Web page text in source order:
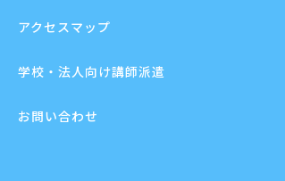
アクセスマップ
学校・法人向け講師派遣
お問い合わせ